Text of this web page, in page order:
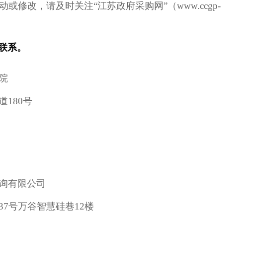
或修改，请及时关注“江苏政府采购网”（www.ccgp-
系。
180号
有限公司
号万谷智慧硅巷12楼